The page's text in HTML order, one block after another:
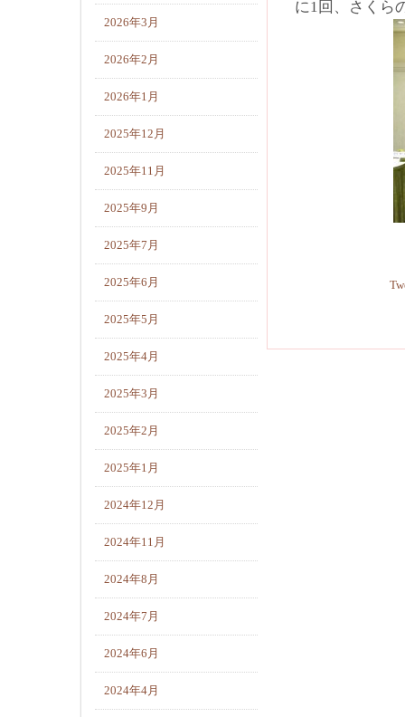
に1回、さくら
2026年3月
2026年2月
2026年1月
2025年12月
2025年11月
2025年9月
2025年7月
2025年6月
2025年5月
2025年4月
2025年3月
2025年2月
2025年1月
2024年12月
2024年11月
2024年8月
2024年7月
2024年6月
2024年4月